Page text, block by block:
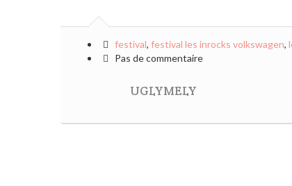
festival, festival les inrocks volkswagen,
Pas de commentaire
UGLYMELY